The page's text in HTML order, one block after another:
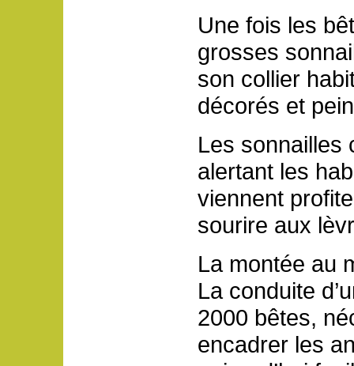
Une fois les
grosses
son collier
décorés et
Les sonnailles
alertant les
viennent
sourire aux
La montée au
La conduite
2000 bêtes,
encadrer les